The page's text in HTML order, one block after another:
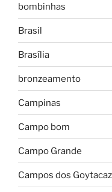
bombinhas
Brasil
Brasília
bronzeamento
Campinas
Campo bom
Campo Grande
Campos dos